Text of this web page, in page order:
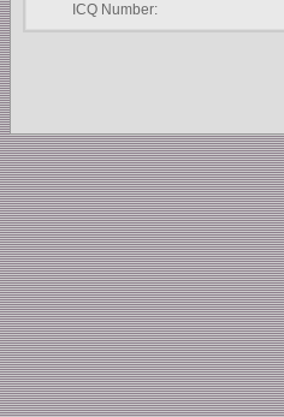
ICQ Number: